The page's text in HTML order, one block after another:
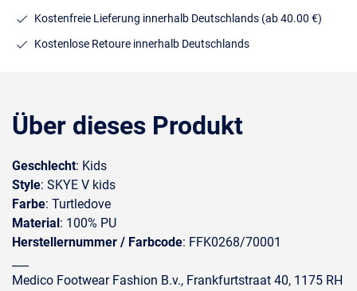
Kostenfreie Lieferung innerhalb Deutschlands (ab 40.00 €)
Kostenlose Retoure innerhalb Deutschlands
Über dieses Produkt
Geschlecht: Kids
Style: SKYE V kids
Farbe: Turtledove
Material: 100% PU
Herstellernummer / Farbcode: FFK0268/70001
Medico Footwear Fashion B.v., Frankfurtstraat 40, 1175 RH